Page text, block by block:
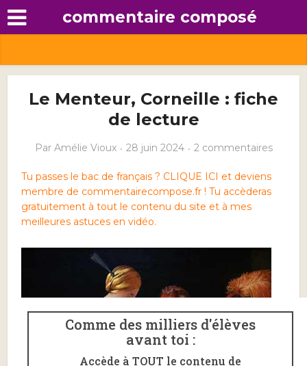
commentaire composé
Le Menteur, Corneille : fiche
de lecture
Par Amélie Vioux 28 juin 2024 2 commentaires
Tu passes le bac de français ? CLIQUE ICI et deviens
membre de commentairecompose.fr ! Tu accèderas
gratuitement à tout le contenu du site et à mes
meilleures astuces en vidéo.
Comme des milliers d'élèves
avant toi :
Accède à TOUT le contenu de